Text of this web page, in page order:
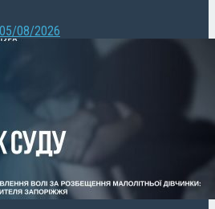
05/08/2026